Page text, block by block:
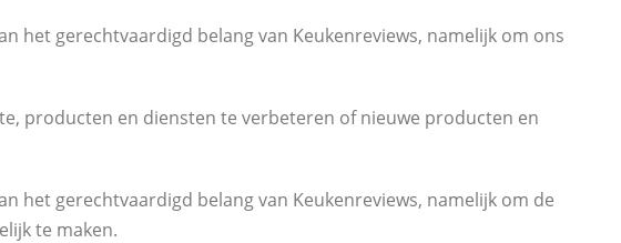
het gerechtvaardigd belang van Keukenreviews, namelijk om ons
producten en diensten te verbeteren of nieuwe producten en
het gerechtvaardigd belang van Keukenreviews, namelijk om de
te maken.